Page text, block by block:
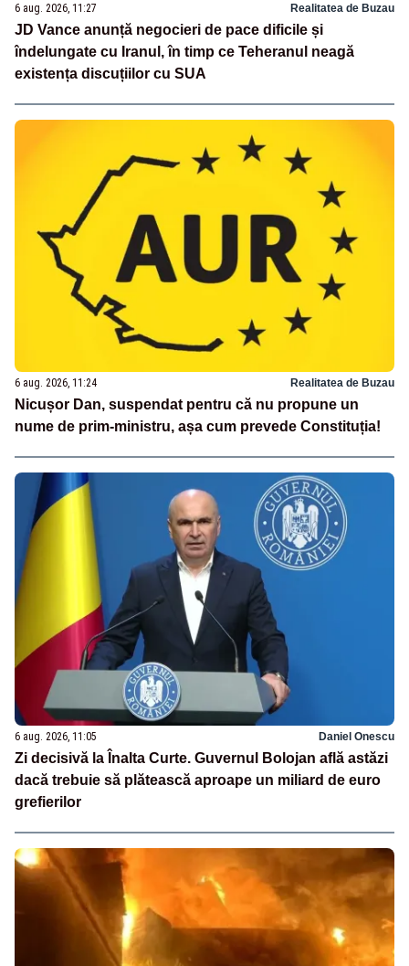
6 aug. 2026, 11:27 Realitatea de Buzau
JD Vance anunță negocieri de pace dificile și
îndelungate cu Iranul, în timp ce Teheranul neagă
existența discuțiilor cu SUA
6 aug. 2026, 11:24 Realitatea de Buzau
Nicușor Dan, suspendat pentru că nu propune un
nume de prim-ministru, așa cum prevede Constituția!
6 aug. 2026, 11:05 Daniel Onescu
Zi decisivă la Înalta Curte. Guvernul Bolojan află astăzi
dacă trebuie să plătească aproape un miliard de euro
grefierilor